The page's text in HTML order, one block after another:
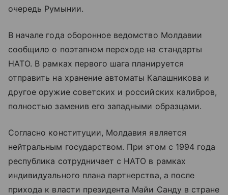
очередь Румынии.
В начале года оборонное ведомство Молдавии
сообщило о поэтапном переходе на стандарты
НАТО. В рамках первого шага планируется
отправить на хранение автоматы Калашникова и
другое оружие советских и российских калибров,
полностью заменив его западными образцами.
Согласно конституции, Молдавия является
нейтральным государством. При этом с 1994 года
республика сотрудничает с НАТО в рамках
индивидуального плана партнерства, а после
прихода к власти президента Майи Санду в стране